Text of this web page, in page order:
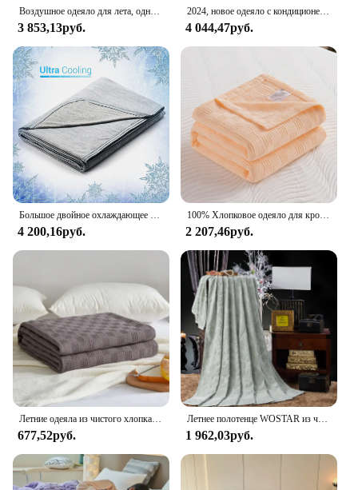
Воздушное одеяло для лета, однотонное охлаждающее одеяло из ледяного шелка, легкое и гладкое двойное/королевского размера, холодное одеяло
3 853,13руб.
2024, новое одеяло с кондиционером для лета, однотонное охлаждающее одеяло из ледяного шелка, легкое и гладкое холодное одеяло размера Twin/King
4 044,47руб.
Большое двойное охлаждающее одеяло Q-Max размером 71x79 дюймов, 0,4 охлаждающее волокно, впитывающее тепло, моющееся одеяло, летнее одеяло XL
4 200,16руб.
100% Хлопковое одеяло для кровати большого размера, детское весенне-летнее тонкое одеяло, вязаное покрывало, покрывало для дома, отеля, сине-серое покрывало для дивана
2 207,46руб.
677,52руб.
Летнее полотенце WOSTAR из чистого хлопка, тонкое стеганое одеяло, мягкое покрывало для взрослых и малышей, одеяло с кондиционированием воздуха, Королевский размер
1 962,03руб.